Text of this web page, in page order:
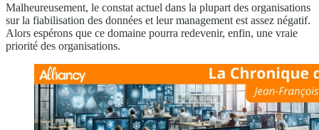
Malheureusement, le constat actuel dans la plupart des organisations
sur la fiabilisation des données et leur management est assez négatif.
Alors espérons que ce domaine pourra redevenir, enfin, une vraie
priorité des organisations.